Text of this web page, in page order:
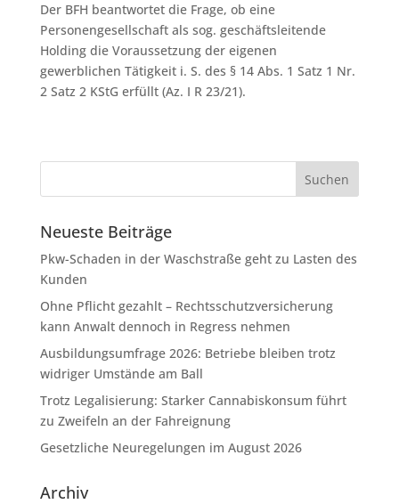
Der BFH beantwortet die Frage, ob eine
Personengesellschaft als sog. geschäftsleitende
Holding die Voraussetzung der eigenen
gewerblichen Tätigkeit i. S. des § 14 Abs. 1 Satz 1 Nr.
2 Satz 2 KStG erfüllt (Az. I R 23/21).
Neueste Beiträge
Pkw-Schaden in der Waschstraße geht zu Lasten des
Kunden
Ohne Pflicht gezahlt – Rechtsschutzversicherung
kann Anwalt dennoch in Regress nehmen
Ausbildungsumfrage 2026: Betriebe bleiben trotz
widriger Umstände am Ball
Trotz Legalisierung: Starker Cannabiskonsum führt
zu Zweifeln an der Fahreignung
Gesetzliche Neuregelungen im August 2026
Archiv